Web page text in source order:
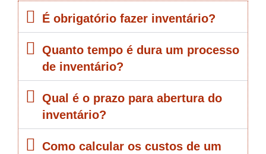
É obrigatório fazer inventário?
Quanto tempo é dura um processo
de inventário?
Qual é o prazo para abertura do
inventário?
Como calcular os custos de um